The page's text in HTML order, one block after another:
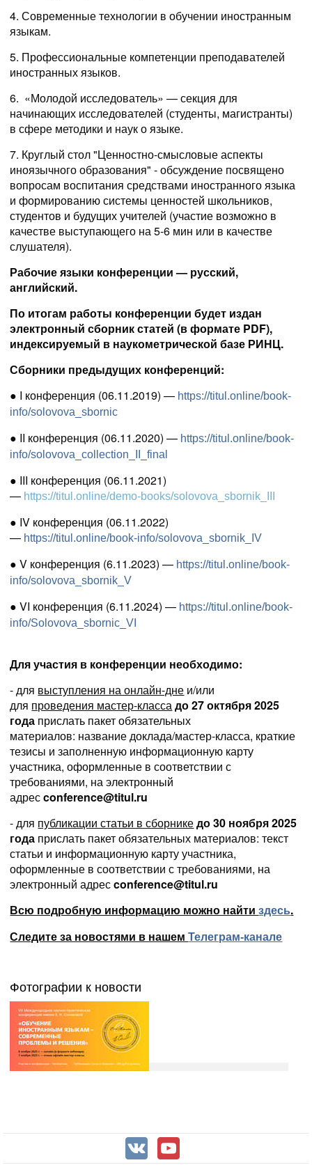
4. Современные технологии в обучении иностранным
языкам.
5. Профессиональные компетенции преподавателей
иностранных языков.
6. «Молодой исследователь» — секция для
начинающих исследователей (студенты, магистранты)
в сфере методики и наук о языке.
7. Круглый стол "Ценностно-смысловые аспекты
иноязычного образования" - обсуждение посвящено
вопросам воспитания средствами иностранного языка
и формированию системы ценностей школьников,
студентов и будущих учителей (участие возможно в
качестве выступающего на 5-6 мин или в качестве
слушателя).
Рабочие языки конференции — русский,
английский.
По итогам работы конференции будет издан
электронный сборник статей (в формате PDF),
индексируемый в наукометрической базе РИНЦ.
Сборники предыдущих конференций:
● I конференция (06.11.2019) — https://titul.online/book-
info/solovova_sbornic
● II конференция (06.11.2020) — https://titul.online/book-
info/solovova_collection_II_final
● III конференция (06.11.2021)
— https://titul.online/demo-books/solovova_sbornik_III
● IV конференция (06.11.2022)
— https://titul.online/book-info/solovova_sbornik_IV
● V конференция (6.11.2023) — https://titul.online/book-
info/solovova_sbornik_V
● VI конференция (6.11.2024) — https://titul.online/book-
info/Solovova_sbornic_VI
Для участия в конференции необходимо:
-для выступления на онлайн-дне и/или
для проведения мастер-классадо 27 октября 2025
года прислать пакет обязательных
материалов: название доклада/мастер-класса, краткие
тезисы и заполненную информационную карту
участника, оформленные в соответствии с
требованиями, на электронный
адресconference@titul.ru
-для публикации статьи в сборникедо 30 ноября 2025
года прислать пакет обязательных материалов: текст
статьи и информационную карту участника,
оформленные в соответствии с требованиями, на
электронный адресconference@titul.ru
Всю подробную информацию можно найтиздесь.
Следите за новостями в нашемТелеграм-канале
Фотографии к новости